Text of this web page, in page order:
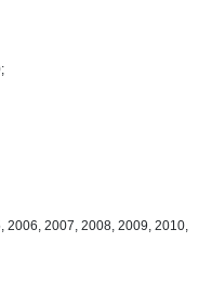
2007, 2008, 2009, 2010,